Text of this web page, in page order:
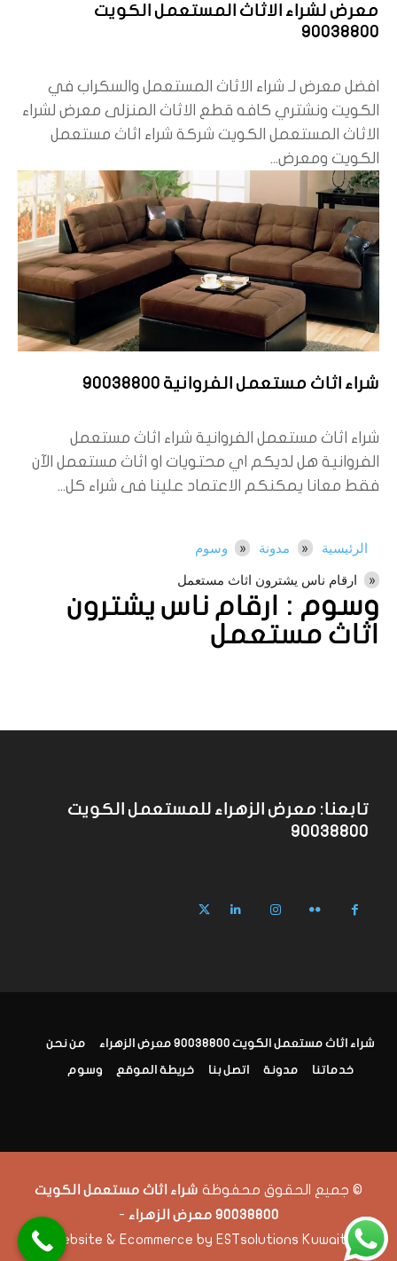
وسوم : ارقام ناس يشترون
اثاث مستعمل
الرئيسية مدونة
وسوم
ارقام ناس يشترون اثاث مستعمل
معرض لشراء الاثاث المستعمل الكويت
90038800
افضل معرض لـ شراء الاثاث المستعمل والسكراب في
الكويت ونشتري كافه قطع الاثاث المنزلى معرض لشراء
الاثاث المستعمل الكويت شركة شراء اثاث مستعمل
الكويت ومعرض...
شراء اثاث مستعمل الفروانية 90038800
شراء اثاث مستعمل الفروانية شراء اثاث مستعمل
الفروانية هل لديكم اي محتويات او اثاث مستعمل الآن
فقط معانا يمكنكم الاعتماد علينا فى شراء كل...
تابعنا: معرض الزهراء للمستعمل الكويت
90038800
شراء اثاث مستعمل الكويت 90038800 معرض الزهراء من نحن
خدماتنا مدونة اتصل بنا خريطة الموقع وسوم
© جميع الحقوق محفوظة شراء اثاث مستعمل الكويت
90038800 معرض الزهراء
-
Website & Ecommerce by ESTsolutions Kuwait